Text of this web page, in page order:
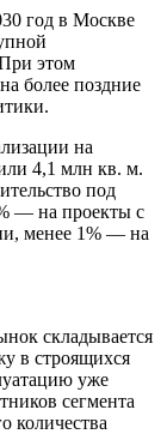
год в Москве
этом
более поздние
на
4,1 млн кв. м.
под
— на проекты с
менее 1% — на
складывается
в строящихся
уже
сегмента
количества